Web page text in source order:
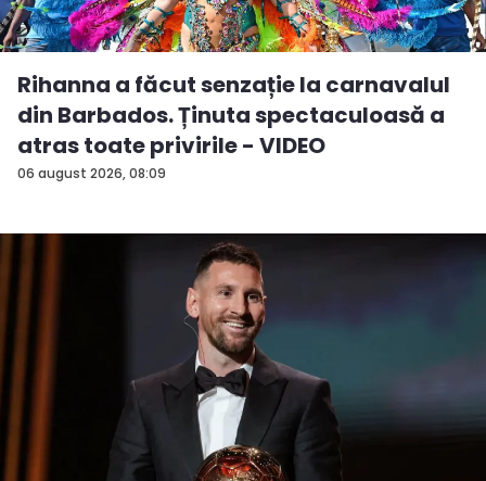
06 august 2026, 08:09
Rihanna a făcut senzație la carnavalul
din Barbados. Ținuta spectaculoasă a
atras toate privirile - VIDEO